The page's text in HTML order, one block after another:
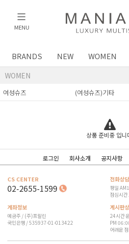
MENU
BRANDS NEW WOMEN
WOMEN
상품 준비중 입니
로그인 회사소개 공지사항
CS CENTER
02-2655-1599
전화상담
평일
점심시
계좌정보
예금주 / (주)프랄린
국민은행 / 535937-01-013422
게시판
24시간
PM
어려운